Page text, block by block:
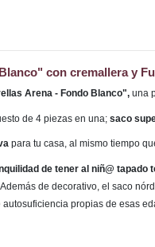
con cremallera y
Arena - Fondo Blanco", una
de 4 piezas en una; saco
para tu casa, al mismo tiempo
de tener al niñ@ tapado
Además de decorativo, el saco
propias de esas